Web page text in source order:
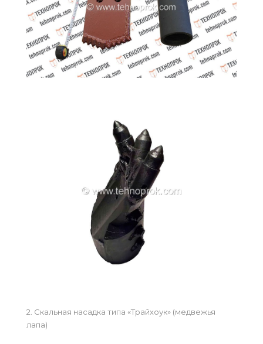
2. Скальная насадка типа «Трайхоук» (медвежья
лапа)